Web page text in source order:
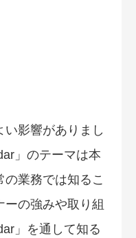
影響がありまし
」のテーマは本
の業務では知るこ
ーの強みや取り組
」を通して知る